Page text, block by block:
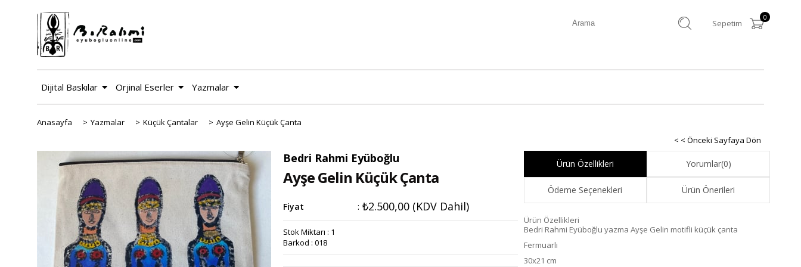
Sepetim
0
Dijital Baskılar Orjinal Eserler Yazmalar
Anasayfa > Yazmalar > Küçük Çantalar > Ayşe Gelin Küçük Çanta
< < Önceki Sayfaya Dön
Bedri Rahmi Eyüboğlu
Ayşe Gelin Küçük Çanta
Fiyat : ₺2.500,00 (KDV Dahil)
Stok Miktarı : 1
Barkod : 018
Ürün Özellikleri Yorumlar(0)
Ödeme Seçenekleri Ürün Önerileri
Ürün Özellikleri
Bedri Rahmi Eyüboğlu yazma Ayşe Gelin motifli küçük çanta
Fermuarlı
30x21 cm